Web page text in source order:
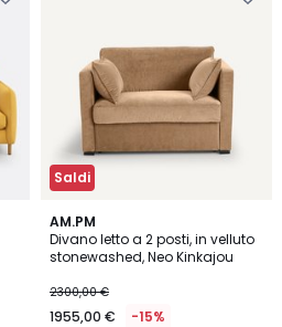
Saldi
AM.PM
Divano letto a 2 posti, in velluto
stonewashed, Neo Kinkajou
2300,00 €
1955,00 € -15%
5
/
5